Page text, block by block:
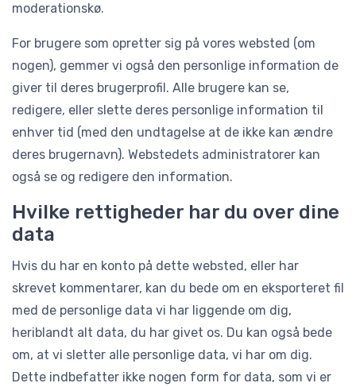
moderationskø.
For brugere som opretter sig på vores websted (om
nogen), gemmer vi også den personlige information de
giver til deres brugerprofil. Alle brugere kan se,
redigere, eller slette deres personlige information til
enhver tid (med den undtagelse at de ikke kan ændre
deres brugernavn). Webstedets administratorer kan
også se og redigere den information.
Hvilke rettigheder har du over dine
data
Hvis du har en konto på dette websted, eller har
skrevet kommentarer, kan du bede om en eksporteret fil
med de personlige data vi har liggende om dig,
heriblandt alt data, du har givet os. Du kan også bede
om, at vi sletter alle personlige data, vi har om dig.
Dette indbefatter ikke nogen form for data, som vi er